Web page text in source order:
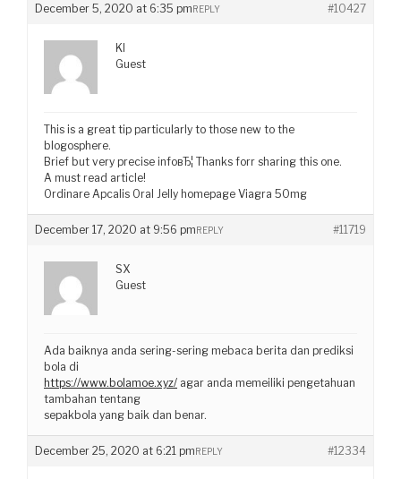
December 5, 2020 at 6:35 pm #10427
REPLY
KI
Guest
This is a great tip particularly to those new to the
blogosphere.
Brief but very precise infoвЂ¦ Thanks forr sharing this one.
A must read article!
Ordinare Apcalis Oral Jelly homepage Viagra 50mg
December 17, 2020 at 9:56 pm #11719
REPLY
SX
Guest
Ada baiknya anda sering-sering mebaca berita dan prediksi
bola di
https://www.bolamoe.xyz/ agar anda memeiliki pengetahuan
tambahan tentang
sepakbola yang baik dan benar.
December 25, 2020 at 6:21 pm #12334
REPLY